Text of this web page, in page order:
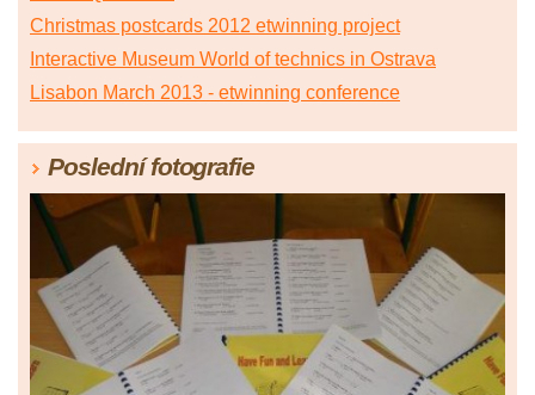
Christmas postcards 2012 etwinning project
Interactive Museum World of technics in Ostrava
Lisabon March 2013 - etwinning conference
Poslední fotografie